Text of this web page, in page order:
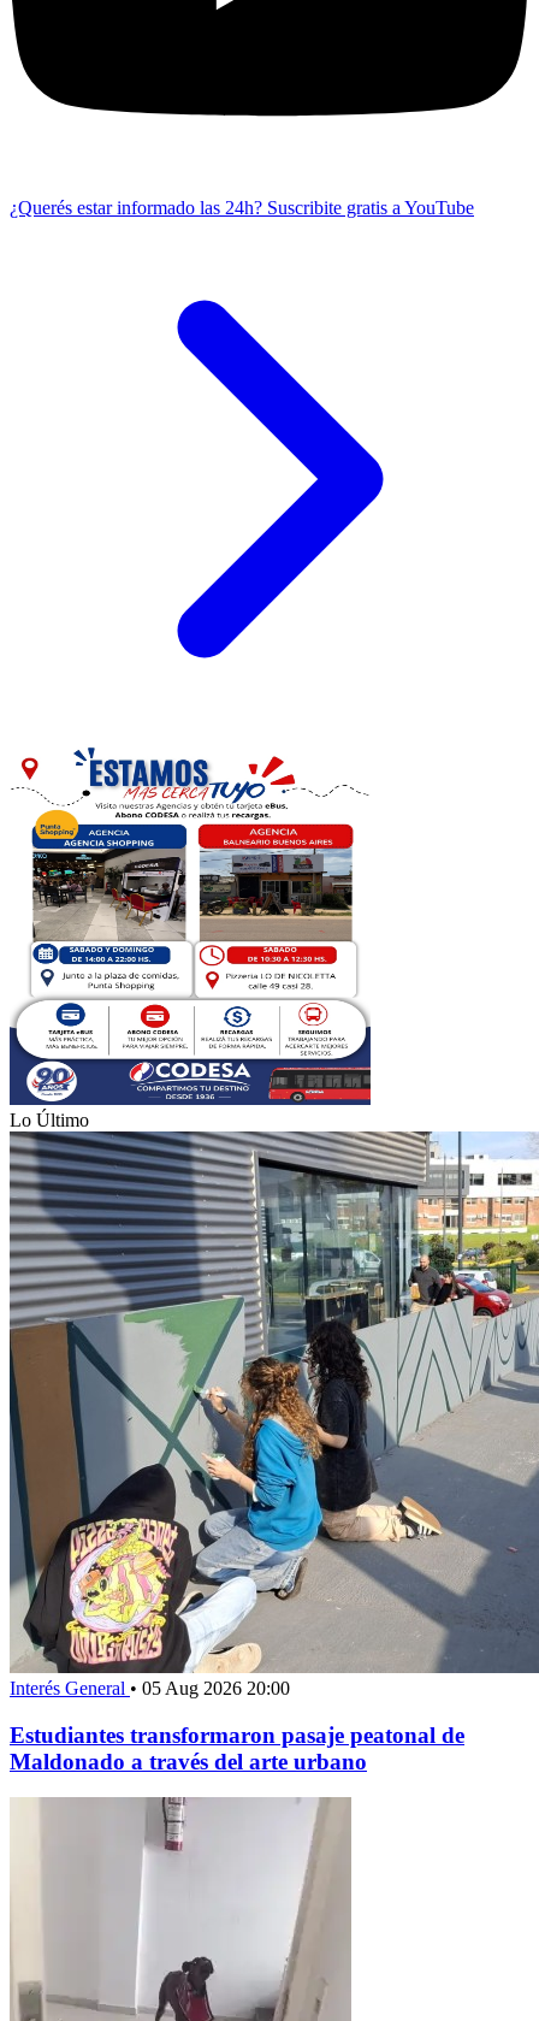
¿Querés estar informado las 24h? Suscribite gratis a YouTube
Lo Último
Interés General • 05 Aug 2026 20:00
Estudiantes transformaron pasaje peatonal de
Maldonado a través del arte urbano